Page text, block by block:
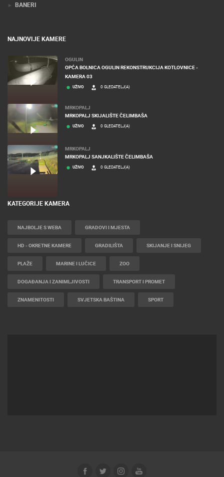
BANERI
NAJNOVIJE KAMERE
OGULIN
OPĆA BOLNICA OGULIN REKONSTRUKCIJA KOTLOVNICE -
KAMERA 03
UŽIVO 0 GLEDATELJ(A)
MRKOPALJ
MRKOPALJ SKIJALIŠTE ČELIMBAŠA
UŽIVO 0 GLEDATELJ(A)
MRKOPALJ
MRKOPALJ SANJKALIŠTE ČELIMBAŠA
UŽIVO 0 GLEDATELJ(A)
KATEGORIJE KAMERA
NAJBOLJE S WEBA GRADOVI I MJESTA
HD - OKRETNE KAMERE GRADILIŠTA SKIJANJE I SNIJEG
PLAŽE MARINE I LUČICE ZOO
DOGAĐANJA I ZANIMLJIVOSTI TRANSPORT I PROMET
ZNAMENITOSTI SVJETSKA BAŠTINA SPORT